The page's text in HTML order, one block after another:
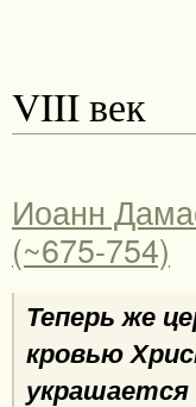
VIII век
Иоанн
(~675-754)
Теперь же
кровью
украшается